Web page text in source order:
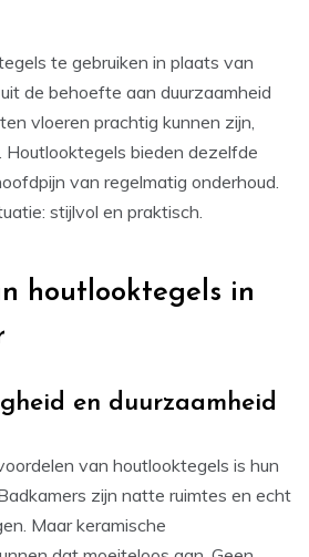
te gebruiken in plaats van
de behoefte aan duurzaamheid
vloeren prachtig kunnen zijn,
Houtlooktegels bieden dezelfde
van regelmatig onderhoud.
stijlvol en praktisch.
houtlooktegels in
en duurzaamheid
van houtlooktegels is hun
zijn natte ruimtes en echt
Maar keramische